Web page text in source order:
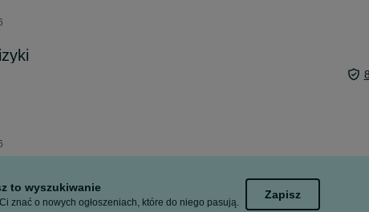
to wyszukiwanie
znać o nowych ogłoszeniach, które do niego pasują.
Zapisz